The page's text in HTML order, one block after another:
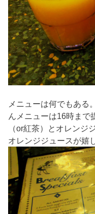
メニューは何でもある
んメニューは16時まで
（or紅茶）とオレンジ
オレンジジュースが嬉